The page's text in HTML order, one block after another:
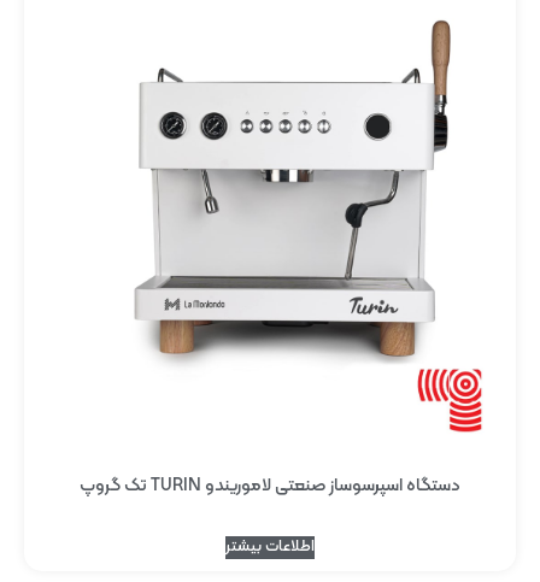
دستگاه اسپرسوساز صنعتی لاموریندو TURIN تک گروپ
اطلاعات بیشتر